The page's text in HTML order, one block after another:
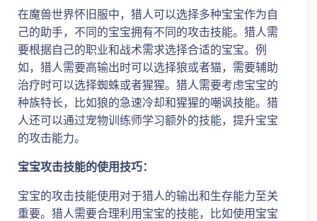
在魔兽世界怀旧服中，猎人可以选择多种宝宝作为自
己的助手，不同的宝宝拥有不同的攻击技能。猎人需
要根据自己的职业和战术需求选择合适的宝宝。例
如，猎人需要高输出时可以选择狼或者猫，需要辅助
治疗时可以选择蜘蛛或者猩猩。猎人需要考虑宝宝的
种族特长，比如狼的急速冷却和猩猩的嘲讽技能。猎
人还可以通过宠物训练师学习额外的技能，提升宝宝
的攻击能力。
宝宝攻击技能的使用技巧：
宝宝的攻击技能使用对于猎人的输出和生存能力至关
重要。猎人需要合理利用宝宝的技能，比如使用宝宝